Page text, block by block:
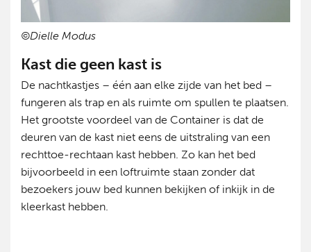
©Dielle Modus
Kast die geen kast is
De nachtkastjes – één aan elke zijde van het bed –
fungeren als trap en als ruimte om spullen te plaatsen.
Het grootste voordeel van de Container is dat de
deuren van de kast niet eens de uitstraling van een
rechttoe-rechtaan kast hebben. Zo kan het bed
bijvoorbeeld in een loftruimte staan zonder dat
bezoekers jouw bed kunnen bekijken of inkijk in de
kleerkast hebben.